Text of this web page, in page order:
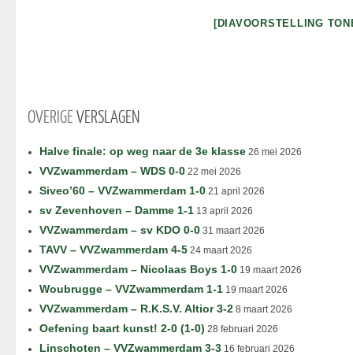
[DIAVOORSTELLING
OVERIGEVERSLAGEN
Halve finale: op weg naar de 3e klasse 26 mei 2026
VVZwammerdam – WDS 0-0 22 mei 2026
Siveo’60 – VVZwammerdam 1-0 21 april 2026
sv Zevenhoven – Damme 1-1 13 april 2026
VVZwammerdam – sv KDO 0-0 31 maart 2026
TAVV – VVZwammerdam 4-5 24 maart 2026
VVZwammerdam – Nicolaas Boys 1-0 19 maart 2026
Woubrugge – VVZwammerdam 1-1 19 maart 2026
VVZwammerdam – R.K.S.V. Altior 3-2 8 maart 2026
Oefening baart kunst! 2-0 (1-0) 28 februari 2026
Linschoten – VVZwammerdam 3-3 16 februari 2026